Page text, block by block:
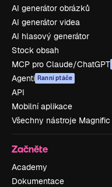
AI generátor obrázků
AI generátor videa
AI hlasový generátor
Stock obsah
MCP pro Claude/ChatGPT
Agenti Ranní ptáče
API
Mobilní aplikace
Všechny nástroje Magnific
Začněte
Academy
Dokumentace